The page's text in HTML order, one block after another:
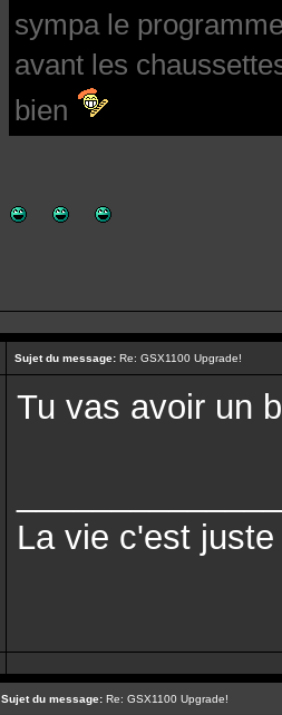
sympa le
avant les
bien
Sujet du message: Re: GSX1100 Upgrade!
Tu vas avoir un
La vie c'est
Sujet du message: Re: GSX1100 Upgrade!